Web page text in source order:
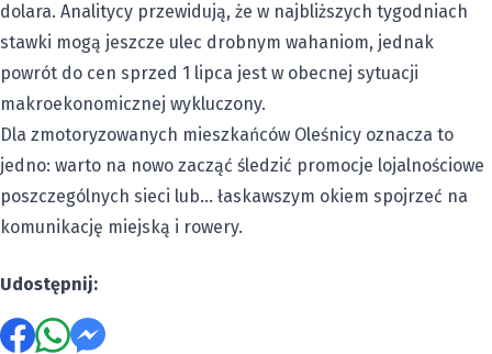
dolara. Analitycy przewidują, że w najbliższych tygodniach
stawki mogą jeszcze ulec drobnym wahaniom, jednak
powrót do cen sprzed 1 lipca jest w obecnej sytuacji
makroekonomicznej wykluczony.
Dla zmotoryzowanych mieszkańców Oleśnicy oznacza to
jedno: warto na nowo zacząć śledzić promocje lojalnościowe
poszczególnych sieci lub… łaskawszym okiem spojrzeć na
komunikację miejską i rowery.
Udostępnij: